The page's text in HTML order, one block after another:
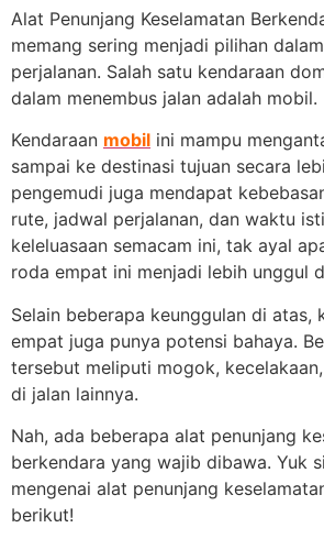
Alat Penunjang Keselamatan
memang sering menjadi pilihan
perjalanan. Salah satu kendaraan
dalam menembus jalan adalah mobil.
Kendaraan mobil ini mampu
sampai ke destinasi tujuan secara
pengemudi juga mendapat
rute, jadwal perjalanan, dan waktu
keleluasaan semacam ini, tak ayal
roda empat ini menjadi lebih unggul
Selain beberapa keunggulan di atas,
empat juga punya potensi bahaya.
tersebut meliputi mogok,
di jalan lainnya.
Nah, ada beberapa alat penunjang
berkendara yang wajib dibawa. Yuk
mengenai alat penunjang
berikut!